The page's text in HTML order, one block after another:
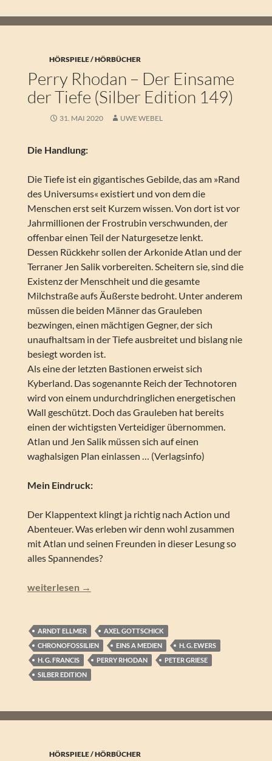
HÖRSPIELE / HÖRBÜCHER
Perry Rhodan – Der Einsame
der Tiefe (Silber Edition 149)
31. MAI 2020 UWE WEBEL
Die Handlung:
Die Tiefe ist ein gigantisches Gebilde, das am »Rand
des Universums« existiert und von dem die
Menschen erst seit Kurzem wissen. Von dort ist vor
Jahrmillionen der Frostrubin verschwunden, der
offenbar einen Teil der Naturgesetze lenkt.
Dessen Rückkehr sollen der Arkonide Atlan und der
Terraner Jen Salik vorbereiten. Scheitern sie, sind die
Existenz der Menschheit und die gesamte
Milchstraße aufs Äußerste bedroht. Unter anderem
müssen die beiden Männer das Grauleben
bezwingen, einen mächtigen Gegner, der sich
unaufhaltsam in der Tiefe ausbreitet und bislang nie
besiegt worden ist.
Als eine der letzten Bastionen erweist sich
Kyberland. Das sogenannte Reich der Technotoren
wird von einem undurchdringlichen energetischen
Wall geschützt. Doch das Grauleben hat bereits
einen der wichtigsten Verteidiger übernommen.
Atlan und Jen Salik müssen sich auf einen
waghalsigen Plan einlassen … (Verlagsinfo)
Mein Eindruck:
Der Klappentext klingt ja richtig nach Action und
Abenteuer. Was erleben wir denn wohl zusammen
mit Atlan und seinen Freunden in dieser Lesung so
alles Spannendes?
Perry Rhodan – Der Einsame der Tiefe (Silber Edition
weiterlesen →
ARNDT ELLMER
AXEL GOTTSCHICK
CHRONOFOSSILIEN
EINS A MEDIEN
H. G. EWERS
H. G. FRANCIS
PERRY RHODAN
PETER GRIESE
SILBER EDITION
HÖRSPIELE / HÖRBÜCHER